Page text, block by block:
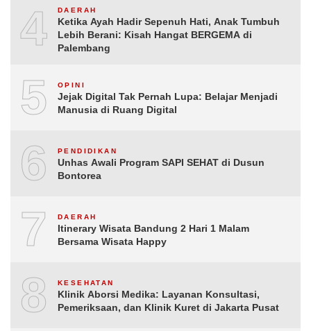
4 DAERAH
Ketika Ayah Hadir Sepenuh Hati, Anak Tumbuh
Lebih Berani: Kisah Hangat BERGEMA di
Palembang
5 OPINI
Jejak Digital Tak Pernah Lupa: Belajar Menjadi
Manusia di Ruang Digital
6 PENDIDIKAN
Unhas Awali Program SAPI SEHAT di Dusun
Bontorea
7 DAERAH
Itinerary Wisata Bandung 2 Hari 1 Malam
Bersama Wisata Happy
8 KESEHATAN
Klinik Aborsi Medika: Layanan Konsultasi,
Pemeriksaan, dan Klinik Kuret di Jakarta Pusat